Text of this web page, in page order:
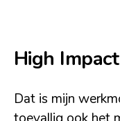
High
Dat is mijn